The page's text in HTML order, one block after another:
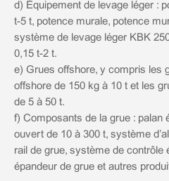
d) Équipement de levage léger :
t-5 t, potence murale, potence
système de levage léger KBK
0,15 t-2 t.
e) Grues offshore, y compris les
offshore de 150 kg à 10 t et les
de 5 à 50 t.
f) Composants de la grue : palan
ouvert de 10 à 300 t, système
rail de grue, système de contrôle
épandeur de grue et autres